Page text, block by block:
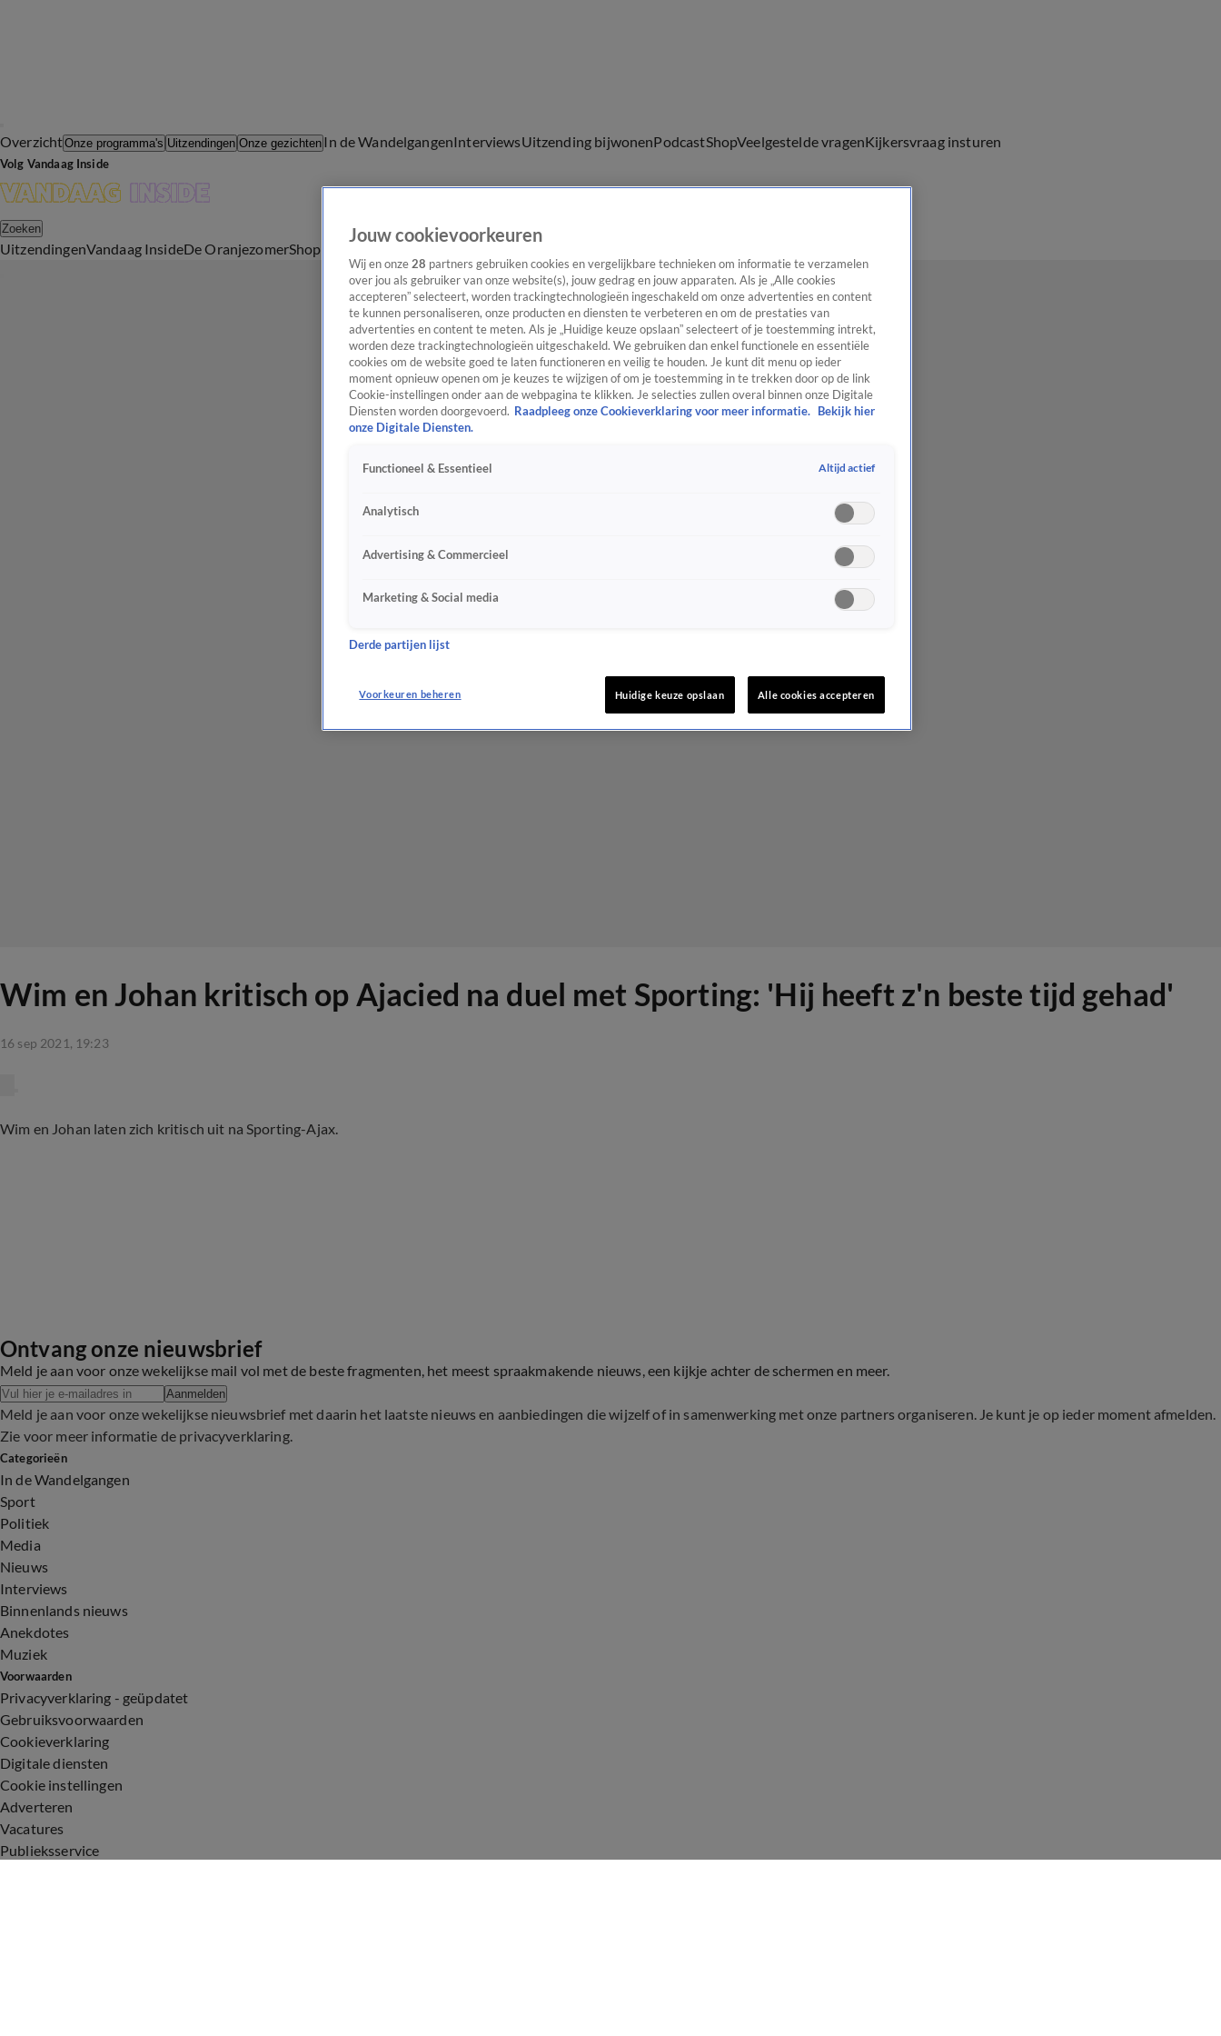
OverzichtOnze programma's Uitzendingen Onze gezichten In de WandelgangenInterviewsUitzending bijwonenPodcastShopVeelgestelde vragenKijkersvraag insturen
Volg Vandaag Inside
Zoeken
UitzendingenVandaag InsideDe OranjezomerShop
Wim en Johan kritisch op Ajacied na duel met Sporting: 'Hij heeft z'n beste tijd gehad'
16 sep 2021, 19:23
Wim en Johan laten zich kritisch uit na Sporting-Ajax.
Ontvang onze nieuwsbrief
Meld je aan voor onze wekelijkse mail vol met de beste fragmenten, het meest spraakmakende nieuws, een kijkje achter de schermen en meer.
Aanmelden
Meld je aan voor onze wekelijkse nieuwsbrief met daarin het laatste nieuws en aanbiedingen die wijzelf of in samenwerking met onze partners organiseren. Je kunt je op ieder moment afmelden.
Zie voor meer informatie de privacyverklaring.
Categorieën
In de Wandelgangen
Sport
Politiek
Media
Nieuws
Interviews
Binnenlands nieuws
Anekdotes
Muziek
Voorwaarden
Privacyverklaring - geüpdatet
Gebruiksvoorwaarden
Cookieverklaring
Digitale diensten
Cookie instellingen
Adverteren
Vacatures
Publieksservice
Jouw cookievoorkeuren
Wij en onze 28 partners gebruiken cookies en vergelijkbare technieken om informatie te verzamelen
over jou als gebruiker van onze website(s), jouw gedrag en jouw apparaten. Als je „Alle cookies
accepteren” selecteert, worden trackingtechnologieën ingeschakeld om onze advertenties en content
te kunnen personaliseren, onze producten en diensten te verbeteren en om de prestaties van
advertenties en content te meten. Als je „Huidige keuze opslaan” selecteert of je toestemming intrekt,
worden deze trackingtechnologieën uitgeschakeld. We gebruiken dan enkel functionele en essentiële
cookies om de website goed te laten functioneren en veilig te houden. Je kunt dit menu op ieder
moment opnieuw openen om je keuzes te wijzigen of om je toestemming in te trekken door op de link
Cookie-instellingen onder aan de webpagina te klikken. Je selecties zullen overal binnen onze Digitale
Diensten worden doorgevoerd. Raadpleeg onze Cookieverklaring voor meer informatie. Bekijk hier
onze Digitale Diensten.
Functioneel & Essentieel Altijd actief
Analytisch
Advertising & Commercieel
Marketing & Social media
Derde partijen lijst
Voorkeuren beheren Huidige keuze opslaan Alle cookies accepteren